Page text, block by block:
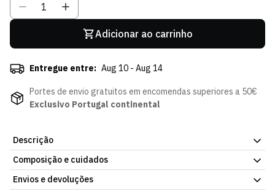
Adicionar ao carrinho
Entregue entre: Aug 10 - Aug 14
Portes de envio gratuitos em encomendas superiores a 50€
Exclusivo Portugal continental
Descrição
O Estádio José Alvalade em miniatura no teu chaveiro. O Porta-
chaves Estádio SCP é uma peça que representa a casa de todos
os leões com acabamento metálico de qualidade e o orgulho de
Composição e cuidados
Envios e devoluções